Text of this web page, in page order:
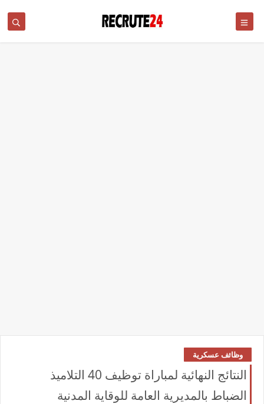
وظائف عسكرية
النتائج النهائية لمباراة توظيف 40 التلاميذ
الضباط بالمديرية العامة للوقاية المدنية